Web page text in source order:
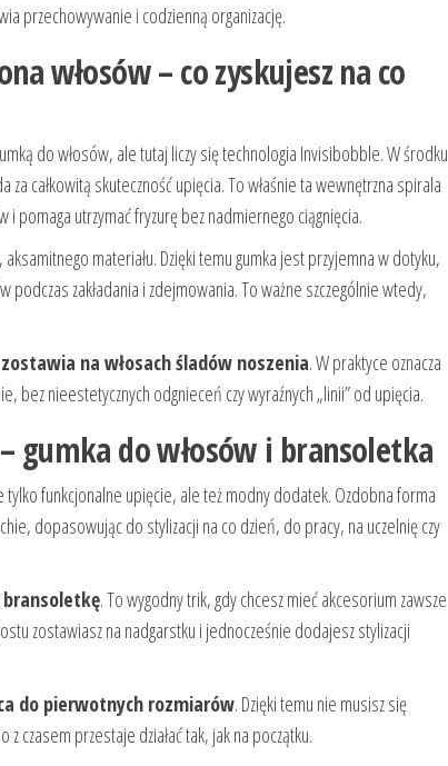
przechowywanie i codzienną organizację.
włosów – co zyskujesz na co
do włosów, ale tutaj liczy się technologia Invisibobble. W środku
za całkowitą skuteczność upięcia. To właśnie ta wewnętrzna spirala
utrzymać fryzurę bez nadmiernego ciągnięcia.
materiału. Dzięki temu gumka jest przyjemna w dotyku,
podczas zakładania i zdejmowania. To ważne szczególnie wtedy,
na włosach śladów noszenia. W praktyce oznacza
bez nieestetycznych odgnieceń czy wyraźnych „linii” od upięcia.
gumka do włosów i bransoletka
funkcjonalne upięcie, ale też modny dodatek. Ozdobna forma
dopasowując do stylizacji na co dzień, do pracy, na uczelnię czy
bransoletkę. To wygodny trik, gdy chcesz mieć akcesorium zawsze
zostawiasz na nadgarstku i jednocześnie dodajesz stylizacji
do pierwotnych rozmiarów. Dzięki temu nie musisz się
czasem przestaje działać tak, jak na początku.